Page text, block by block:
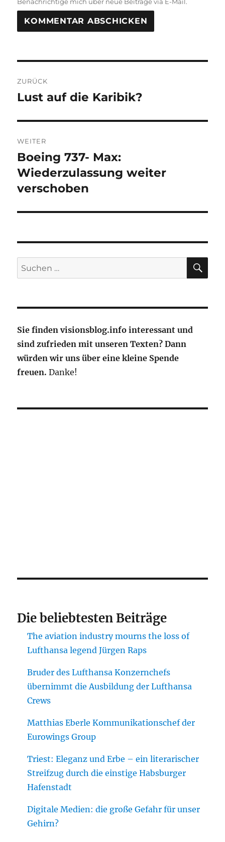
ZURÜCK
Vorheriger
Lust auf die Karibik?
WEITER
Nächster
Beitrag:
Boeing 737- Max:
Wiederzulassung weiter
verschoben
Suche
nach:
Sie finden visionsblog.info interessant und
sind zufrieden mit unseren Texten? Dann
würden wir uns über eine kleine Spende
freuen. Danke!
Die beliebtesten Beiträge
The aviation industry mourns the loss of
Lufthansa legend Jürgen Raps
Bruder des Lufthansa Konzernchefs
übernimmt die Ausbildung der Lufthansa
Crews
Matthias Eberle Kommunikationschef der
Eurowings Group
Triest: Eleganz und Erbe – ein literarischer
Streifzug durch die einstige Habsburger
Hafenstadt
Digitale Medien: die große Gefahr für unser
Gehirn?